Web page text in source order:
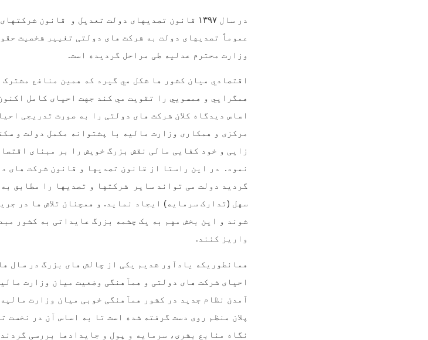
در سال ۱۳۹۷ قانون تصدیهای دولت تعدیل و قانون
عموماً تصدیهای دولت به شرکت های دولتی تغییر شخصیت
وزارت محترم عدلیه طی مراحل گردیده است.
اقتصادي ميان کشور ها شکل مي گيرد که همين منافع
همگرايي و همسويي را تقويت مي کند جهت احیای کامل
اساس دیدگاه کلان شرکت های دولتی را به صورت تدریجی
مرکزی و همکاری وزارت مالیه با پشتوانه مکمل دولت و
زایی و خود کفایی مالی نقش بزرگ خویش را بر مبنای
نمود. در این راستا از قانون تصدیها و قانون شرکت های
گردید دولت می تواند سایر شرکتها و تصدیها را مطابق
سهل (تدارک سرمایه) ایجاد نماید. و همچنان تلاش ها در
شوند و این بخش مهم به یک چشمه بزرگ عایداتی به کشور
واریز کنند .
همانطوریکه یادآور شدیم یکی از چالش های بزرگ در سال
احیای شرکت های دولتی و همآهنگی وضعیت میان وزارت
آمدن نظام جدید در کشور همآهنگی خوبی میان وزارت
پلان منظم روی دست گرفته شده است تا به اساس آن در نخست
نگاه منابع بشری، سرمایه و پول و جایدادها بررسی